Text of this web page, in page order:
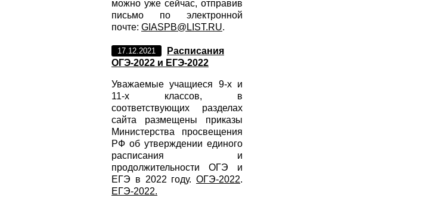
можно уже сейчас, отправив
письмо по электронной
почте: GIASPB@LIST.RU.
17.12.2021
Расписания
ОГЭ-2022 и ЕГЭ-2022
Уважаемые учащиеся 9-х и
11-х классов, в
соответствующих разделах
сайта размещены приказы
Министерства просвещения
РФ об утверждении единого
расписания и
продолжительности ОГЭ и
ЕГЭ в 2022 году. ОГЭ-2022.
ЕГЭ-2022.